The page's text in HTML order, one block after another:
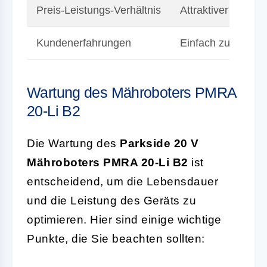
Preis-Leistungs-Verhältnis Attraktiver
Kundenerfahrungen Einfach zu
Wartung des Mähroboters PMRA
20-Li B2
Die Wartung des Parkside 20 V
Mähroboters PMRA 20-Li B2 ist
entscheidend, um die Lebensdauer
und die Leistung des Geräts zu
optimieren. Hier sind einige wichtige
Punkte, die Sie beachten sollten: